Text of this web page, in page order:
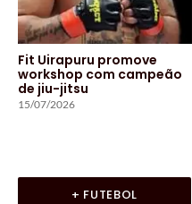
Fit Uirapuru promove
workshop com campeão
de jiu-jitsu
15/07/2026
+ FUTEBOL